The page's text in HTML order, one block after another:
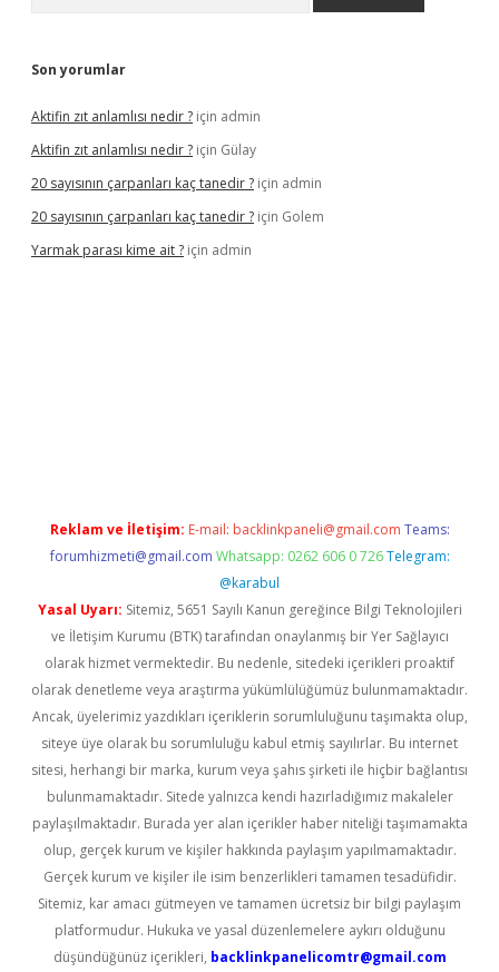
Son yorumlar
Aktifin zıt anlamlısı nedir ? için admin
Aktifin zıt anlamlısı nedir ? için Gülay
20 sayısının çarpanları kaç tanedir ? için admin
20 sayısının çarpanları kaç tanedir ? için Golem
Yarmak parası kime ait ? için admin
Reklam ve İletişim: E-mail: backlinkpaneli@gmail.com Teams:
forumhizmeti@gmail.com Whatsapp: 0262 606 0 726 Telegram:
@karabul
Yasal Uyarı: Sitemiz, 5651 Sayılı Kanun gereğince Bilgi Teknolojileri
ve İletişim Kurumu (BTK) tarafından onaylanmış bir Yer Sağlayıcı
olarak hizmet vermektedir. Bu nedenle, sitedeki içerikleri proaktif
olarak denetleme veya araştırma yükümlülüğümüz bulunmamaktadır.
Ancak, üyelerimiz yazdıkları içeriklerin sorumluluğunu taşımakta olup,
siteye üye olarak bu sorumluluğu kabul etmiş sayılırlar. Bu internet
sitesi, herhangi bir marka, kurum veya şahıs şirketi ile hiçbir bağlantısı
bulunmamaktadır. Sitede yalnızca kendi hazırladığımız makaleler
paylaşılmaktadır. Burada yer alan içerikler haber niteliği taşımamakta
olup, gerçek kurum ve kişiler hakkında paylaşım yapılmamaktadır.
Gerçek kurum ve kişiler ile isim benzerlikleri tamamen tesadüfidir.
Sitemiz, kar amacı gütmeyen ve tamamen ücretsiz bir bilgi paylaşım
platformudur. Hukuka ve yasal düzenlemelere aykırı olduğunu
düşündüğünüz içerikleri, backlinkpanelicomtr@gmail.com